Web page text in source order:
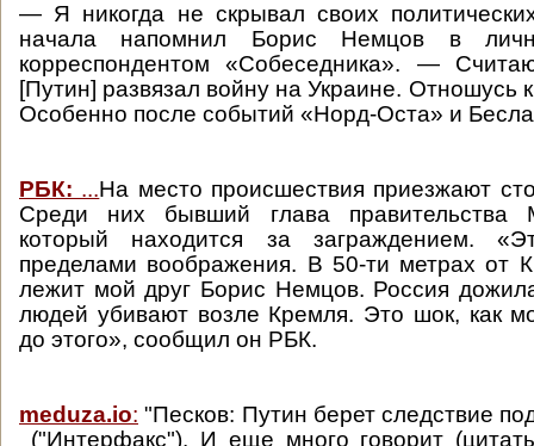
— Я никогда не скрывал своих
начала напомнил Борис Немцов в
корреспондентом «Собеседника». —
[Путин] развязал войну на Украине. Отношусь
Особенно после событий «Норд-Оста» и
РБК: ...На место происшествия приезжают
Среди них бывший глава правительства
который находится за заграждением.
пределами воображения. В 50-ти метрах от
лежит мой друг Борис Немцов. Россия
людей убивают возле Кремля. Это шок, как
до этого», сообщил он РБК.
meduza.io: "Песков: Путин берет следствие
("Интерфакс"). И еще много говорит